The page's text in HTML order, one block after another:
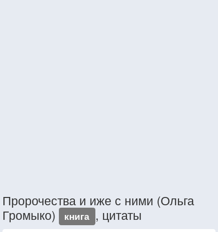
Пророчества и иже с ними (Ольга
Громыко)
книга , цитаты